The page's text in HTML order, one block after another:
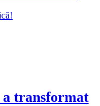
transformat